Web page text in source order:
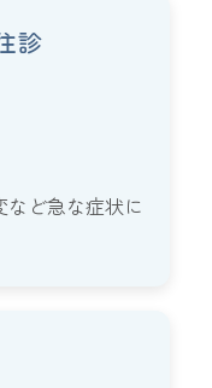
診
ど急な症状に